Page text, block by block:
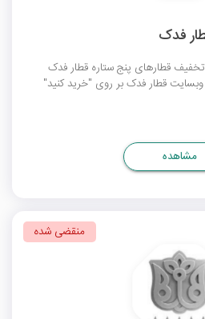
با وارد کردن کد تخفیف از %6 تخفیف قطارهای پنج ستاره قطار فدک
قطار فدک بر روی "خرید کنید"
مشاهده
منقضی شده